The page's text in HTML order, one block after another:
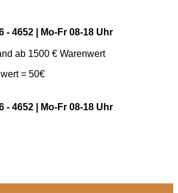
- 4652 | Mo-Fr 08-18 Uhr
ab 1500 € Warenwert
= 50€
- 4652 | Mo-Fr 08-18 Uhr